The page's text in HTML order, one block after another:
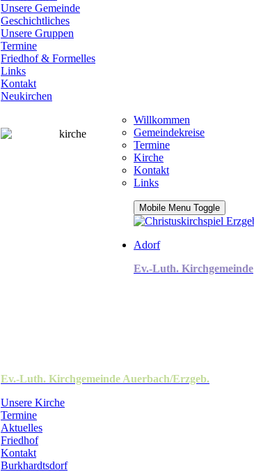
Unsere Gemeinde
Geschichtliches
Unsere Gruppen
Termine
Friedhof & Formelles
Links
Kontakt
Neukirchen
Willkommen
Gemeindekreise
Termine
Kirche
Kontakt
Links
Mobile Menu Toggle
Adorf
Ev.-Luth. Kirchgemeinde
Ev.-Luth. Kirchgemeinde Auerbach/Erzgeb.
Unsere Kirche
Termine
Aktuelles
Friedhof
Kontakt
Burkhardtsdorf